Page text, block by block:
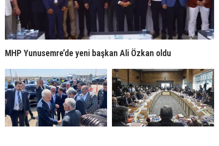
MHP Yunusemre’de yeni başkan Ali Özkan oldu